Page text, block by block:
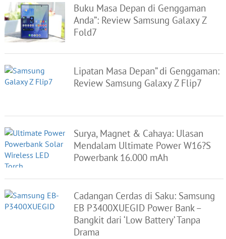
Buku Masa Depan di Genggaman
Anda”: Review Samsung Galaxy Z
Fold7
Lipatan Masa Depan” di Genggaman:
Review Samsung Galaxy Z Flip7
Surya, Magnet & Cahaya: Ulasan
Mendalam Ultimate Power W16?S
Powerbank 16.000 mAh
Cadangan Cerdas di Saku: Samsung
EB P3400XUEGID Power Bank –
Bangkit dari ‘Low Battery’ Tanpa
Drama